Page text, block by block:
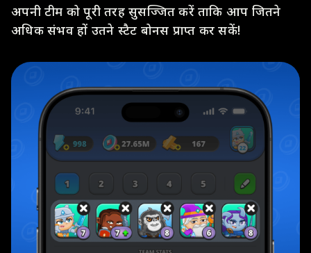
अपनी टीम को पूरी तरह सुसज्जित करें ताकि आप जितने
अधिक संभव हों उतने स्टैट बोनस प्राप्त कर सकें!